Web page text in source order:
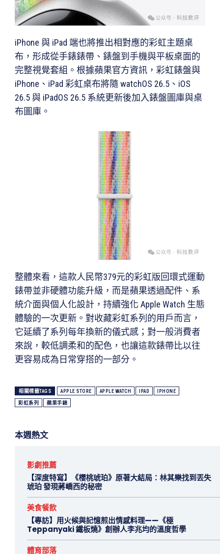
iPhone 與 iPad 端也將推出相對應的彩虹主題桌
布，形成從手錶錶帶、錶盤到手機與平板桌面的
完整視覺套組。根據蘋果官方資訊，彩虹錶盤與
iPhone、iPad 彩虹桌布將隨 watchOS 26.5、iOS
26.5 與 iPadOS 26.5 系統更新後加入錶盤圖庫與桌
布圖庫。
整體來看，這款人民幣379元的彩虹版回環式運動
錶帶並非硬體功能升級，而是蘋果透過配件、系
統介面與個人化設計，持續強化 Apple Watch 生態
體驗的一次更新。對收藏彩虹系列的用戶而言，
它延續了系列每年換新的儀式感；對一般消費者
來說，較低調柔和的配色，也讓這款錶帶比以往
更容易成為日常穿搭的一部分。
相關標籤TAGS APPLE STORE APPLE WATCH IPAD IPHONE
彩虹系列 蘋果手錶
本週熱文
影劇推薦
【深度特寫】《櫻桃琥珀》原著大結局：林其樂找到丟失
琥珀 發現蔣嶠西的秘密
美食餐飲
【專訪】用火候與記憶煎出情感料理——《極
Teppanyaki 鐵板燒》創辦人李兆均的溫度哲學
體育部落